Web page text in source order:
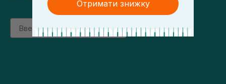
Email
підписатись
Отримати знижку